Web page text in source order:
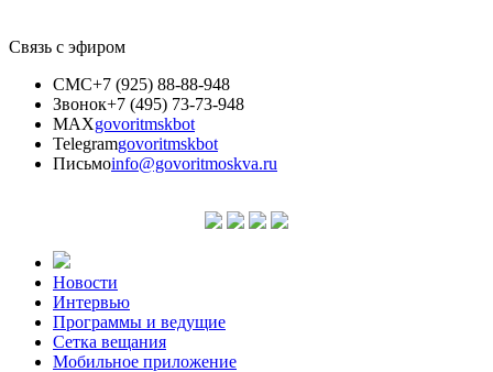
Связь с эфиром
СМС+7 (925) 88-88-948
Звонок+7 (495) 73-73-948
MAXgovoritmskbot
Telegramgovoritmskbot
Письмоinfo@govoritmoskva.ru
Новости
Интервью
Программы и ведущие
Сетка вещания
Мобильное приложение